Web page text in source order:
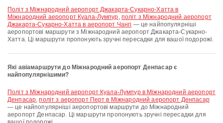
політ з Міжнародний аеропорт Джакарта-Сукарно-Хатта в
Міжнародний аеропорт Куала-Лумпур, політ з Міжнародний аеропорт
Джакарта-Сукарно-Хатта в аеропорт Чангі — це найпопулярніші
аеропортові маршрути з Міжнародний аеропорт Джакарта-Сукарно-
Хатта. Ці маршрути пропонують зручні пересадки для вашої подорожі.
Які авіамаршрути до Міжнародний аеропорт Денпасар є
найпопулярнішими?
політ з Міжнародний аеропорт Куала-Лумпур в Міжнародний аеропорт
Денпасар,політ з аеропорт Перт в Міжнародний аеропорт Денпасар
— це найпопулярніші аеропортові маршрути до Міжнародний
аеропорт Денпасар. Ці маршрути пропонують зручні пересадки для